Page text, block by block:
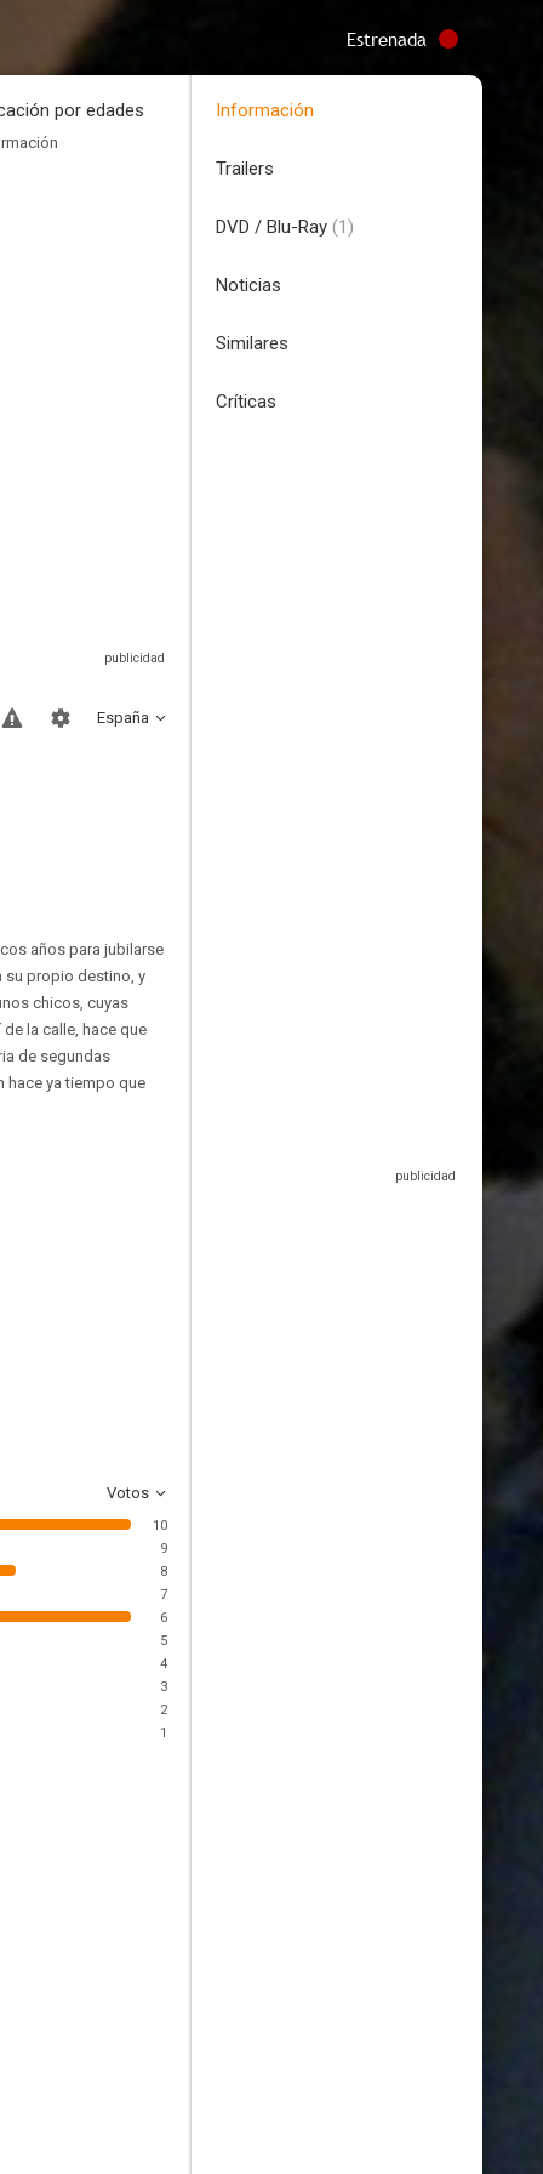
Estrenada
por edades
España
años para jubilarse
su propio destino, y
chicos, cuyas
la calle, hace que
de segundas
hace ya tiempo que
Votos
10
9
8
7
6
5
4
3
2
1
Información
Trailers
DVD / Blu-Ray (1)
Noticias
Similares
Críticas